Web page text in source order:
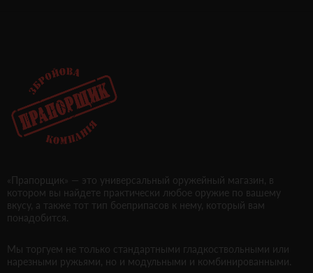
«Прапорщик» — это универсальный оружейный магазин, в
котором вы найдете практически любое оружие по вашему
вкусу, а также тот тип боеприпасов к нему, который вам
понадобится.
Мы торгуем не только стандартными гладкоствольными или
нарезными ружьями, но и модульными и комбинированными.